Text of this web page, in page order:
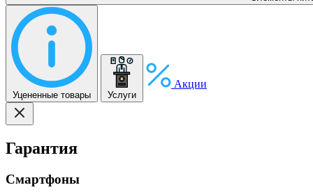
Уцененные товары Услуги
Акции
Гарантия
Смартфоны